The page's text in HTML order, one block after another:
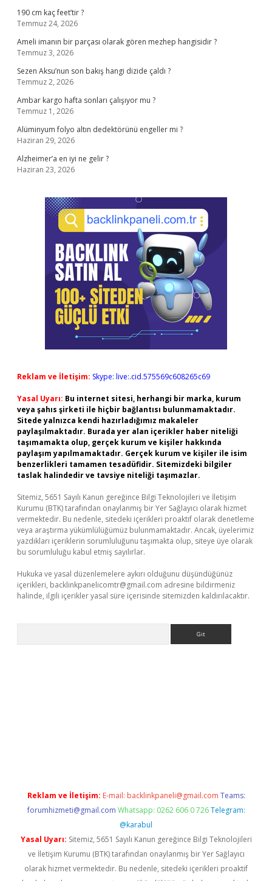
190 cm kaç feet’tir ?
Temmuz 24, 2026
Ameli imanın bir parçası olarak gören mezhep hangisidir ?
Temmuz 3, 2026
Sezen Aksu’nun son bakış hangi dizide çaldı ?
Temmuz 2, 2026
Ambar kargo hafta sonları çalışıyor mu ?
Temmuz 1, 2026
Alüminyum folyo altın dedektörünü engeller mi ?
Haziran 29, 2026
Alzheimer’a en iyi ne gelir ?
Haziran 23, 2026
Reklam ve İletişim: Skype: live:.cid.575569c608265c69
Yasal Uyarı: Bu internet sitesi, herhangi bir marka, kurum
veya şahıs şirketi ile hiçbir bağlantısı bulunmamaktadır.
Sitede yalnızca kendi hazırladığımız makaleler
paylaşılmaktadır. Burada yer alan içerikler haber niteliği
taşımamakta olup, gerçek kurum ve kişiler hakkında
paylaşım yapılmamaktadır. Gerçek kurum ve kişiler ile isim
benzerlikleri tamamen tesadüfidir. Sitemizdeki bilgiler
taslak halindedir ve tavsiye niteliği taşımazlar.
Sitemiz, 5651 Sayılı Kanun gereğince Bilgi Teknolojileri ve İletişim
Kurumu (BTK) tarafından onaylanmış bir Yer Sağlayıcı olarak hizmet
vermektedir. Bu nedenle, sitedeki içerikleri proaktif olarak denetleme
veya araştırma yükümlülüğümüz bulunmamaktadır. Ancak, üyelerimiz
yazdıkları içeriklerin sorumluluğunu taşımakta olup, siteye üye olarak
bu sorumluluğu kabul etmiş sayılırlar.
Hukuka ve yasal düzenlemelere aykırı olduğunu düşündüğünüz
içerikleri, backlinkpanelicomtr@gmail.com adresine bildirmeniz
halinde, ilgili içerikler yasal süre içerisinde sitemizden kaldırılacaktır.
Reklam ve İletişim: E-mail: backlinkpaneli@gmail.com Teams:
forumhizmeti@gmail.com Whatsapp: 0262 606 0 726 Telegram:
@karabul
Yasal Uyarı: Sitemiz, 5651 Sayılı Kanun gereğince Bilgi Teknolojileri
ve İletişim Kurumu (BTK) tarafından onaylanmış bir Yer Sağlayıcı
olarak hizmet vermektedir. Bu nedenle, sitedeki içerikleri proaktif